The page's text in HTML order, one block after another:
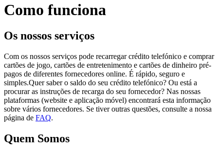
Como funciona
Os nossos serviços
Com os nossos serviços pode recarregar crédito telefónico e comprar
cartões de jogo, cartões de entretenimento e cartões de dinheiro pré-
pagos de diferentes fornecedores online. É rápido, seguro e
simples.Quer saber o saldo do seu crédito telefónico? Ou está a
procurar as instruções de recarga do seu fornecedor? Nas nossas
plataformas (website e aplicação móvel) encontrará esta informação
sobre vários fornecedores. Se tiver outras questões, consulte a nossa
página de FAQ.
Quem Somos